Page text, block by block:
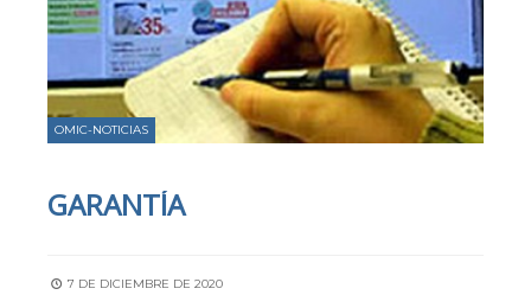
OMIC-NOTICIAS
GARANTÍA
7 DE DICIEMBRE DE 2020